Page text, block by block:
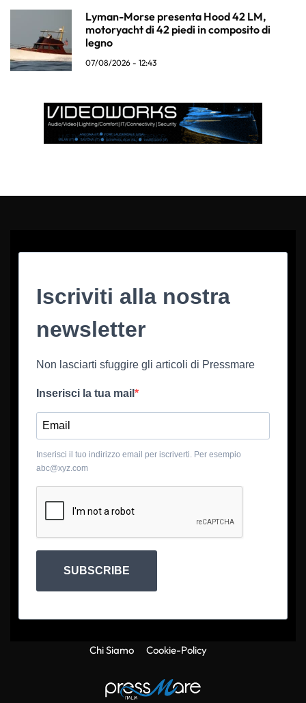
Lyman-Morse presenta Hood 42 LM,
motoryacht di 42 piedi in composito di
legno
07/08/2026 - 12:43
Iscriviti alla nostra
newsletter
Non lasciarti sfuggire gli articoli di Pressmare
Inserisci la tua mail
Inserisci il tuo indirizzo email per iscriverti. Per esempio
abc@xyz.com
SUBSCRIBE
Chi Siamo Cookie-Policy